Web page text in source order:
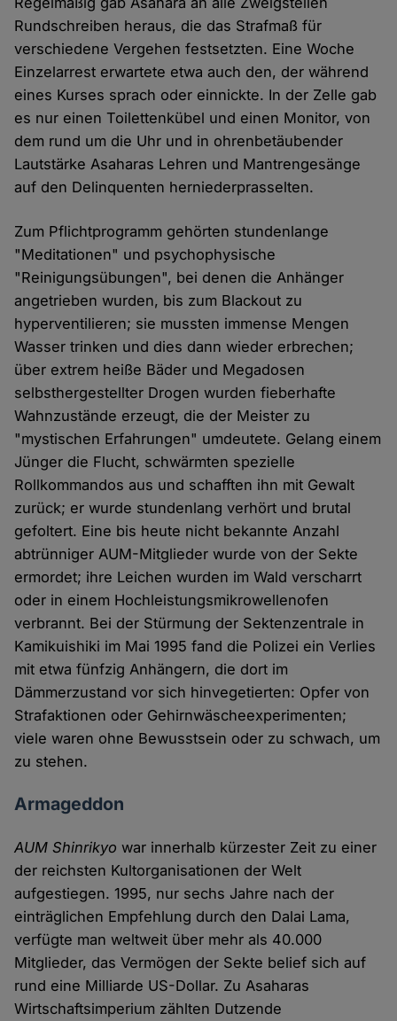
Rundschreiben heraus, die das Strafmaß für
verschiedene Vergehen festsetzten. Eine Woche
Einzelarrest erwartete etwa auch den, der während
eines Kurses sprach oder einnickte. In der Zelle gab
es nur einen Toilettenkübel und einen Monitor, von
dem rund um die Uhr und in ohrenbetäubender
Lautstärke Asaharas Lehren und Mantrengesänge
auf den Delinquenten herniederprasselten.
Zum Pflichtprogramm gehörten stundenlange
"Meditationen" und psychophysische
"Reinigungsübungen", bei denen die Anhänger
angetrieben wurden, bis zum Blackout zu
hyperventilieren; sie mussten immense Mengen
Wasser trinken und dies dann wieder erbrechen;
über extrem heiße Bäder und Megadosen
selbsthergestellter Drogen wurden fieberhafte
Wahnzustände erzeugt, die der Meister zu
"mystischen Erfahrungen" umdeutete. Gelang einem
Jünger die Flucht, schwärmten spezielle
Rollkommandos aus und schafften ihn mit Gewalt
zurück; er wurde stundenlang verhört und brutal
gefoltert. Eine bis heute nicht bekannte Anzahl
abtrünniger AUM-Mitglieder wurde von der Sekte
ermordet; ihre Leichen wurden im Wald verscharrt
oder in einem Hochleistungsmikrowellenofen
verbrannt. Bei der Stürmung der Sektenzentrale in
Kamikuishiki im Mai 1995 fand die Polizei ein Verlies
mit etwa fünfzig Anhängern, die dort im
Dämmerzustand vor sich hinvegetierten: Opfer von
Strafaktionen oder Gehirnwäscheexperimenten;
viele waren ohne Bewusstsein oder zu schwach, um
zu stehen.
Armageddon
AUM Shinrikyo war innerhalb kürzester Zeit zu einer
der reichsten Kultorganisationen der Welt
aufgestiegen. 1995, nur sechs Jahre nach der
einträglichen Empfehlung durch den Dalai Lama,
verfügte man weltweit über mehr als 40.000
Mitglieder, das Vermögen der Sekte belief sich auf
rund eine Milliarde US-Dollar. Zu Asaharas
Wirtschaftsimperium zählten Dutzende